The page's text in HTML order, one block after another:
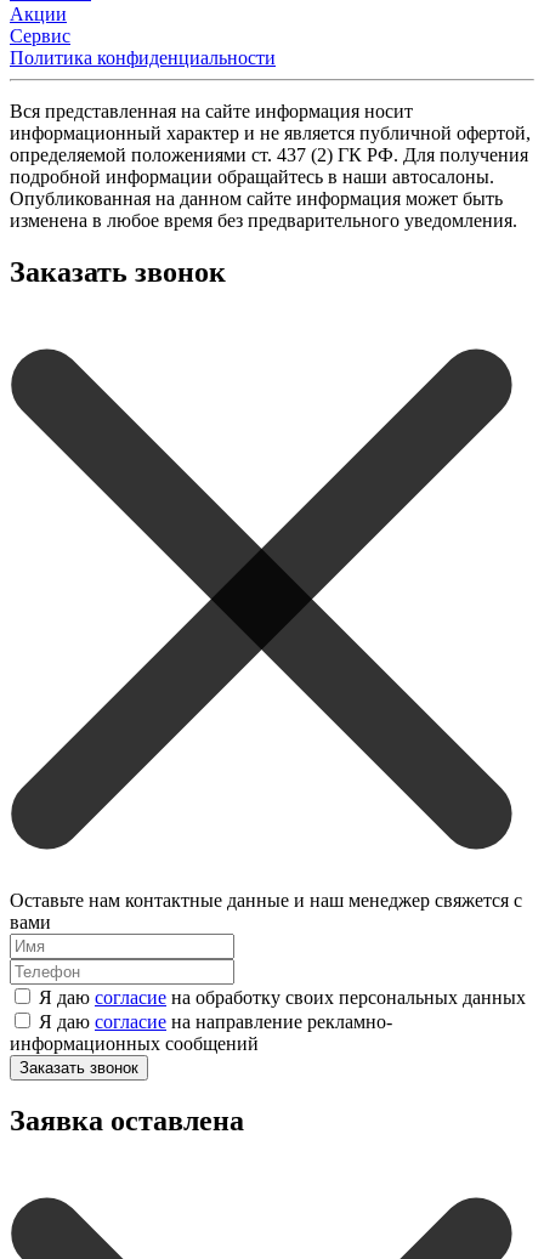
Акции
Сервис
Политика конфиденциальности
Вся представленная на сайте информация носит
информационный характер и не является публичной офертой,
определяемой положениями ст. 437 (2) ГК РФ. Для получения
подробной информации обращайтесь в наши автосалоны.
Опубликованная на данном сайте информация может быть
изменена в любое время без предварительного уведомления.
Заказать звонок
Оставьте нам контактные данные и наш менеджер свяжется с
вами
Я даю согласие на обработку своих персональных данных
Я даю согласие на направление рекламно-
информационных сообщений
Заказать звонок
Заявка оставлена